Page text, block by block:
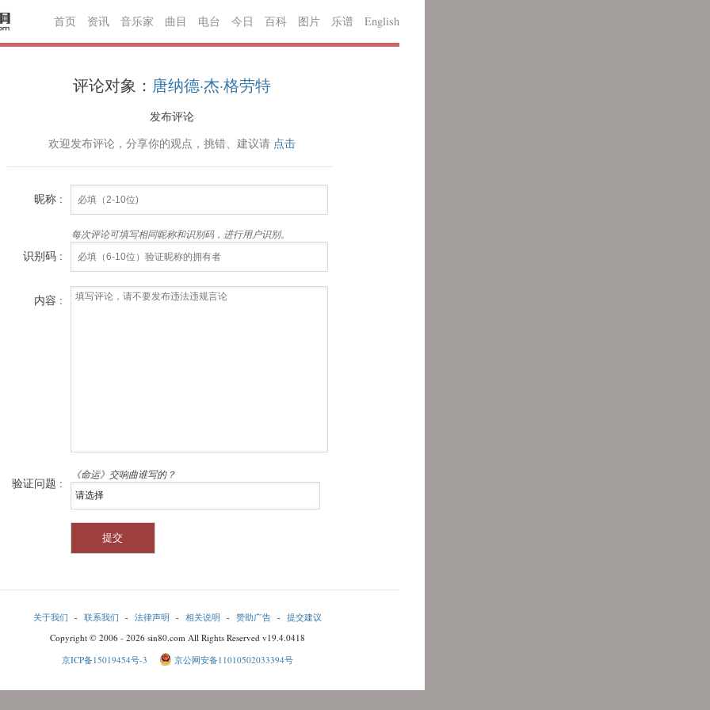
首页 资讯 音乐家 曲目 电台 今日 百科 图片 乐谱 English
评论对象： 唐纳德·杰·格劳特
发布评论
欢迎发布评论，分享你的观点，挑错、建议请 点击
昵称 :
每次评论可填写相同昵称和识别码，进行用户识别。
识别码 :
内容 :
验证问题 :
《命运》交响曲谁写的？
关于我们 - 联系我们 - 法律声明 - 相关说明 - 赞助广告 - 提交建议
Copyright © 2006 - 2026 sin80.com All Rights Reserved v19.4.0418
京ICP备15019454号-3
京公网安备11010502033394号